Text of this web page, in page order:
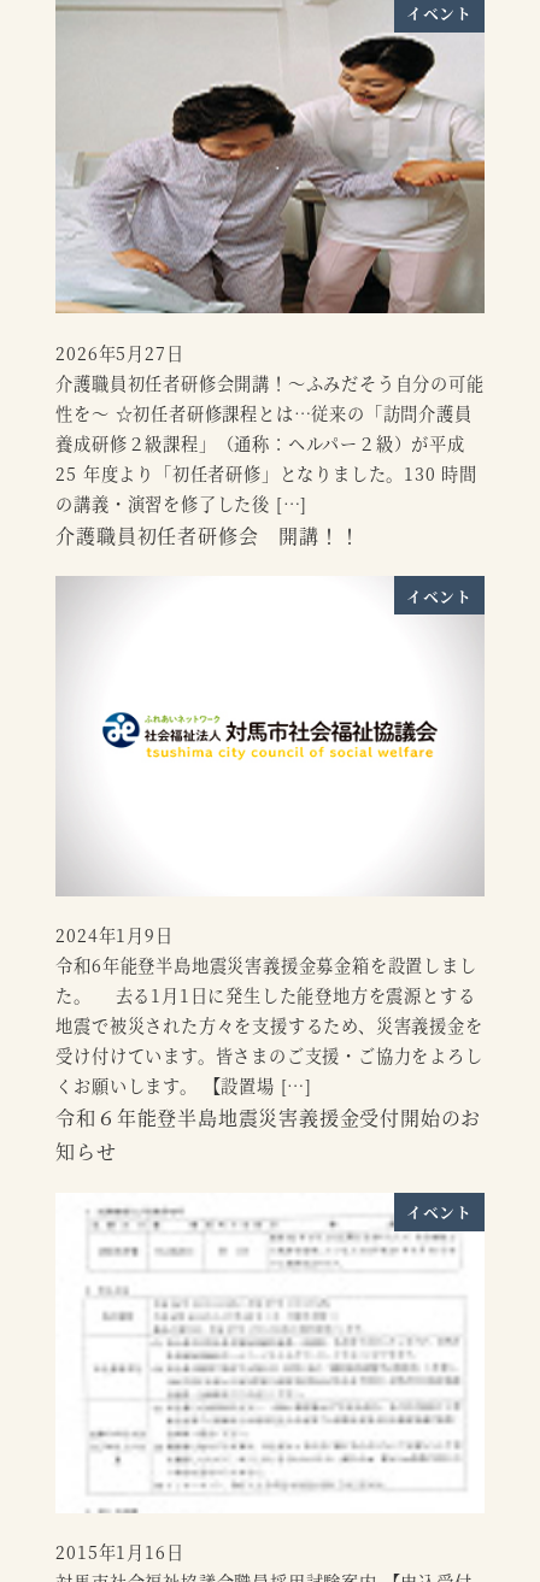
イベント
介護職員初任者研修会 開講！！
介護職員初任者研修会開講！～ふみだそう自分の可能
性を～ ☆初任者研修課程とは…従来の「訪問介護員
養成研修２級課程」（通称：ヘルパー２級）が平成
25 年度より「初任者研修」となりました。130 時間
の講義・演習を修了した後 […]
投稿日
2026年5月27日
イベント
令和６年能登半島地震災害義援金受付開始のお
知らせ
令和6年能登半島地震災害義援金募金箱を設置しまし
た。 去る1月1日に発生した能登地方を震源とする
地震で被災された方々を支援するため、災害義援金を
受け付けています。皆さまのご支援・ご協力をよろし
くお願いします。 【設置場 […]
投稿日
2024年1月9日
イベント
投稿日
2015年1月16日